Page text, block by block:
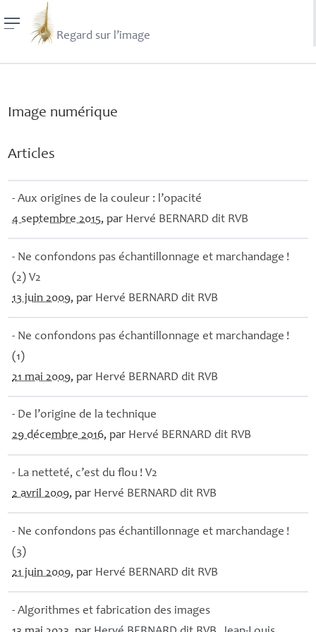
Regard sur l’image
Image numérique
Articles
- Aux origines de la couleur : l’opacité
4 septembre 2015, par Hervé BERNARD dit RVB
- Ne confondons pas échantillonnage et marchandage !
(2) V2
13 juin 2009, par Hervé BERNARD dit RVB
- Ne confondons pas échantillonnage et marchandage !
(1)
21 mai 2009, par Hervé BERNARD dit RVB
- De l’origine de la technique
29 décembre 2016, par Hervé BERNARD dit RVB
- La netteté, c’est du flou ! V2
2 avril 2009, par Hervé BERNARD dit RVB
- Ne confondons pas échantillonnage et marchandage !
(3)
21 juin 2009, par Hervé BERNARD dit RVB
- Algorithmes et fabrication des images